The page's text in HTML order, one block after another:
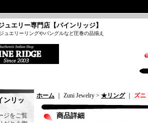
ュエリー専門店【パインリッジ】
ュエリーリングやバングルなど圧巻の品揃え
ンリッ
ジをご覧
ホーム ｜ Zuni Jewelry > ★リング｜ ズ
商品詳細